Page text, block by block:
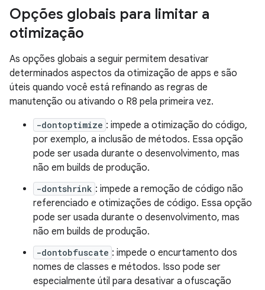
Opções globais para limitar a
otimização
As opções globais a seguir permitem desativar
determinados aspectos da otimização de apps e são
úteis quando você está refinando as regras de
manutenção ou ativando o R8 pela primeira vez.
-dontoptimize : impede a otimização do código,
por exemplo, a inclusão de métodos. Essa opção
pode ser usada durante o desenvolvimento, mas
não em builds de produção.
-dontshrink : impede a remoção de código não
referenciado e otimizações de código. Essa opção
pode ser usada durante o desenvolvimento, mas
não em builds de produção.
-dontobfuscate : impede o encurtamento dos
nomes de classes e métodos. Isso pode ser
especialmente útil para desativar a ofuscação